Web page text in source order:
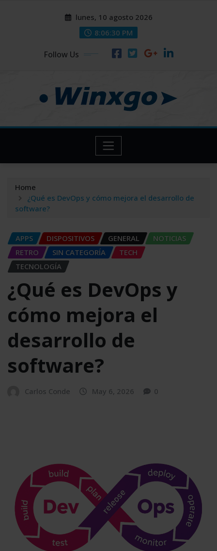
lunes, 10 agosto 2026
8:06:31 PM
Follow Us
Home
¿Qué es DevOps y cómo mejora el desarrollo de
software?
APPS DISPOSITIVOS GENERAL
NOTICIAS
RETRO
SIN CATEGORÍA
TECH
TECNOLOGÍA
¿Qué es DevOps y
cómo mejora el
desarrollo de
software?
Carlos Conde May 6, 2026 0